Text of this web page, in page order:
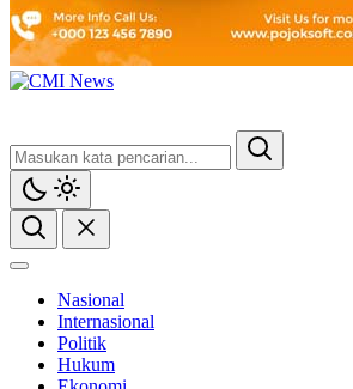
Nasional
Internasional
Politik
Hukum